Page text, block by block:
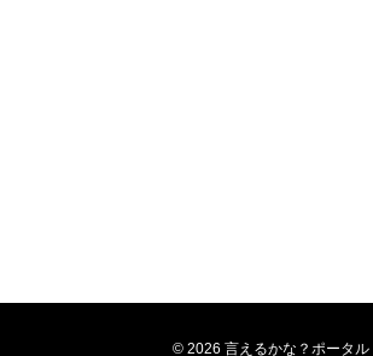
© 2026 言えるかな？ポータル